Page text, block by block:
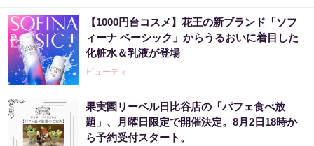
【1000円台コスメ】花王の新ブランド「ソフ
ィーナ ベーシック」からうるおいに着目した
化粧水＆乳液が登場
ビューティ
果実園リーベル日比谷店の「パフェ食べ放
題」、月曜日限定で開催決定。8月2日18時か
ら予約受付スタート。